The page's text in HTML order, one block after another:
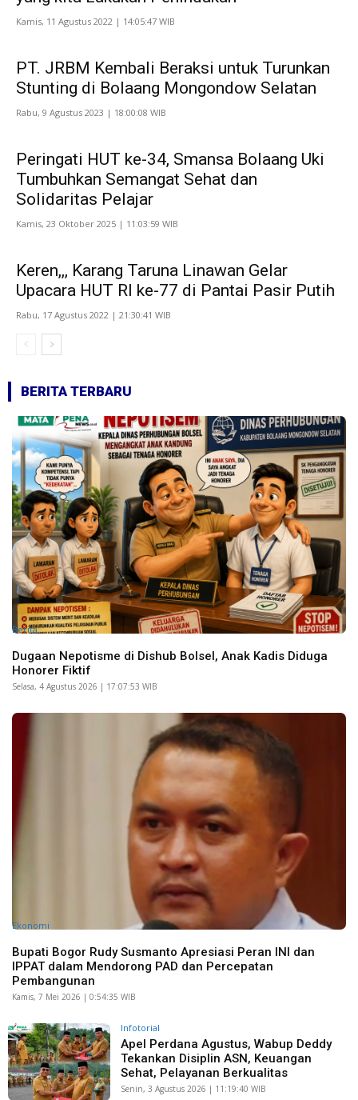
Kamis, 11 Agustus 2022 | 14:05:47 WIB
PT. JRBM Kembali Beraksi untuk Turunkan
Stunting di Bolaang Mongondow Selatan
Rabu, 9 Agustus 2023 | 18:00:08 WIB
Peringati HUT ke-34, Smansa Bolaang Uki
Tumbuhkan Semangat Sehat dan
Solidaritas Pelajar
Kamis, 23 Oktober 2025 | 11:03:59 WIB
Keren,,, Karang Taruna Linawan Gelar
Upacara HUT RI ke-77 di Pantai Pasir Putih
Rabu, 17 Agustus 2022 | 21:30:41 WIB
BERITA TERBARU
Berita
Dugaan Nepotisme di Dishub Bolsel, Anak Kadis Diduga
Honorer Fiktif
Selasa, 4 Agustus 2026 | 17:07:53 WIB
Ekonomi
Bupati Bogor Rudy Susmanto Apresiasi Peran INI dan
IPPAT dalam Mendorong PAD dan Percepatan
Pembangunan
Kamis, 7 Mei 2026 | 0:54:35 WIB
Infotorial
Apel Perdana Agustus, Wabup Deddy
Tekankan Disiplin ASN, Keuangan
Sehat, Pelayanan Berkualitas
Senin, 3 Agustus 2026 | 11:19:40 WIB